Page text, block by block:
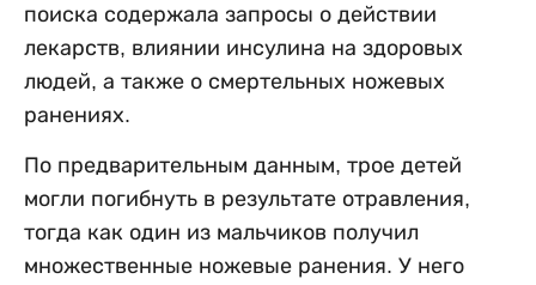
поиска содержала запросы о действии
лекарств, влиянии инсулина на здоровых
людей, а также о смертельных ножевых
ранениях.
По предварительным данным, трое детей
могли погибнуть в результате отравления,
тогда как один из мальчиков получил
множественные ножевые ранения. У него